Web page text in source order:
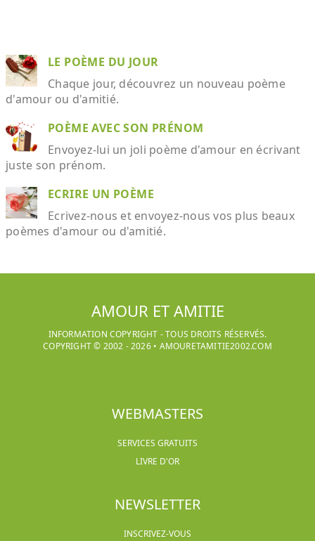
LE POÈME DU JOUR
Chaque jour, découvrez un nouveau poème
d'amour ou d'amitié.
POÈME AVEC SON PRÉNOM
Envoyez-lui un joli poème d'amour en écrivant
juste son prénom.
ECRIRE UN POÈME
Ecrivez-nous et envoyez-nous vos plus beaux
poèmes d'amour ou d'amitié.
AMOUR ET AMITIE
INFORMATION COPYRIGHT - TOUS DROITS RÉSERVÉS.
COPYRIGHT © 2002 -2026• AMOURETAMITIE2002.COM
WEBMASTERS
SERVICES GRATUITS
LIVRE D'OR
NEWSLETTER
INSCRIVEZ-VOUS